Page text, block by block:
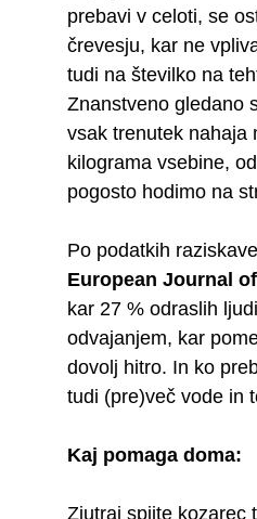
prebavi v celoti, se
črevesju, kar ne
tudi na številko na
Znanstveno gledano
vsak trenutek nahaja
kilograma vsebine,
pogosto hodimo na
Po podatkih
European Journal
kar 27 % odraslih
odvajanjem, kar
dovolj hitro. In ko
tudi (pre)več vode in
Kaj pomaga doma:
Zjutraj spijte kozarec